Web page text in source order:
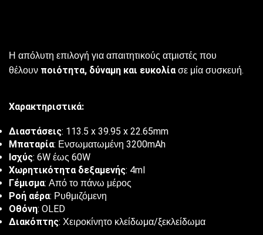
Η απόλυτη επιλογή για απαιτητικούς ατμιστές που
θέλουν ποιότητα, δύναμη και ευκολίασε μία συσκευή.
Χαρακτηριστικά:
Διαστάσεις: 113.5 x 39.95 x 22.65mm
Μπαταρία: Ενσωματωμένη 3200mAh
Ισχύς: 6W έως 60W
Χωρητικότητα δεξαμενής: 4ml
Γέμισμα: Από το πάνω μέρος
Ροή αέρα: Ρυθμιζόμενη
Οθόνη: OLED
Διακόπτης: Χειροκίνητο κλείδωμα/ξεκλείδωμα